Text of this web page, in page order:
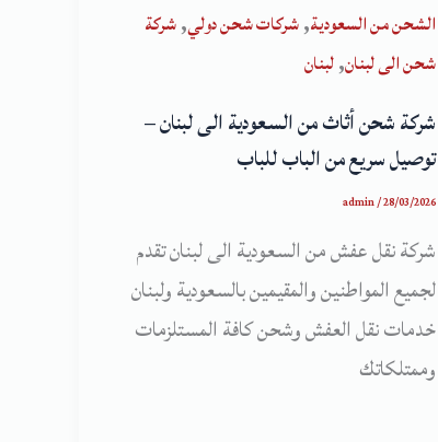
الشحن من السعودية,شركات شحن دولي,شركة
شحن الى لبنان,لبنان
شركة شحن أثاث من السعودية الى لبنان –
توصيل سريع من الباب للباب
admin/28/03/2026
شركة نقل عفش من السعودية الى لبنان تقدم
لجميع المواطنين والمقيمين بالسعودية ولبنان
خدمات نقل العفش وشحن كافة المستلزمات
وممتلكاتك